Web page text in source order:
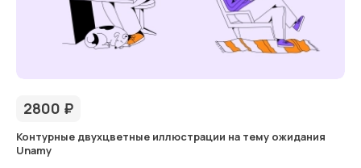
2800 ₽
Контурные двухцветные иллюстрации на тему ожидания
Unamy